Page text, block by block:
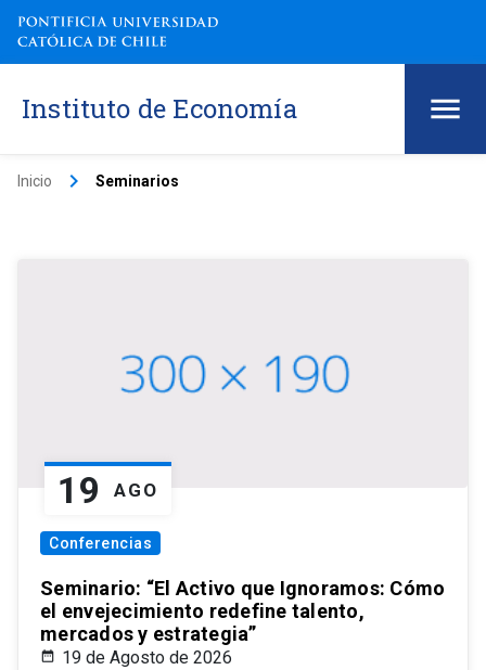
Instituto de Economía
Inicio keyboard_arrow_right Seminarios
19 AGO
Conferencias
Seminario: “El Activo que Ignoramos: Cómo
el envejecimiento redefine talento,
mercados y estrategia”
19 de Agosto de 2026